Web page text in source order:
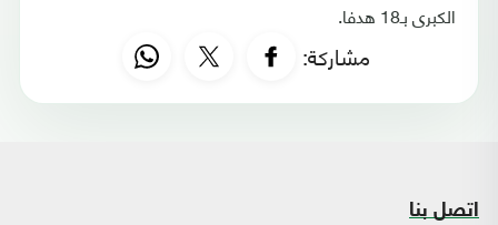
الكبرى بـ18 هدفا.
مشاركة:
اتصل بنا